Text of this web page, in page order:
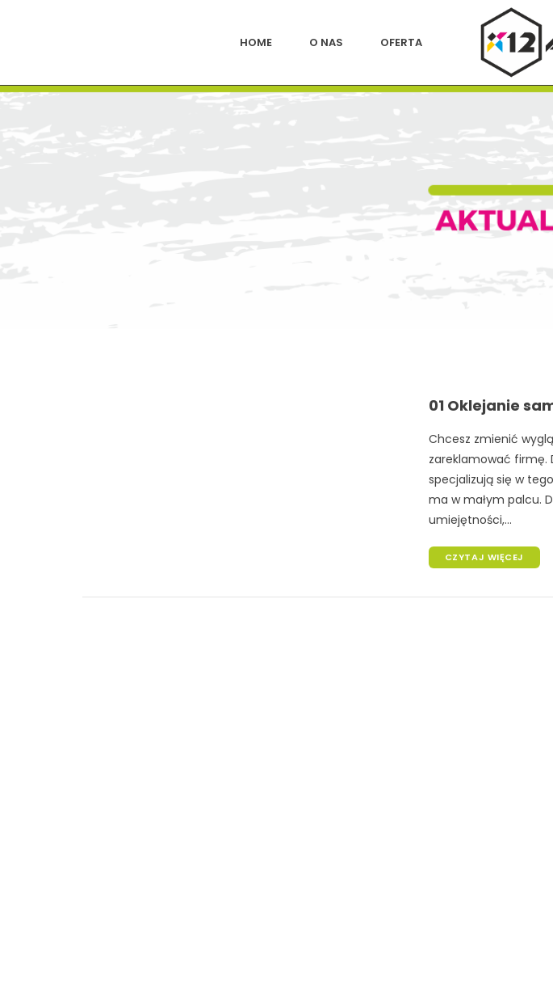
HOME O NAS OFERTA
01 Oklejanie
Chcesz zmienić
zareklamować firmę.
specjalizują się w
ma w małym palcu.
umiejętności,...
CZYTAJ WIĘCEJ